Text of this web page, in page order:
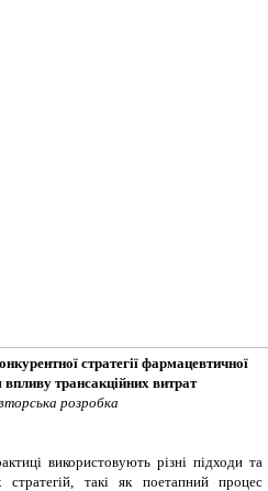
стратегії фармацевтичної
трансакційних витрат
розробка
використовують різні підходи та
такі як поетапний процес